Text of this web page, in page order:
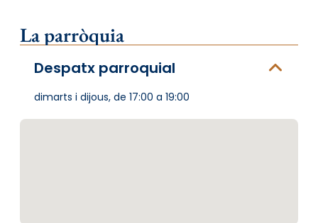
La parròquia
Despatx parroquial
dimarts i dijous, de 17:00 a 19:00